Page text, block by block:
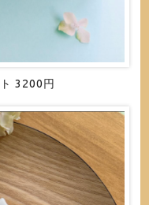
3200円